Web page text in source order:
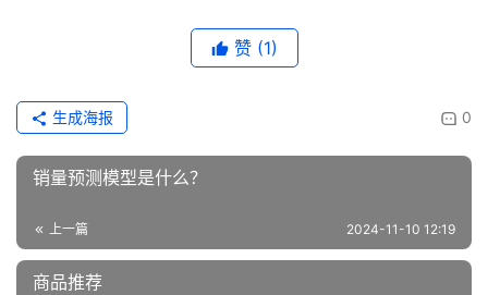
赞 (1)
0
生成海报
销量预测模型是什么？
上一篇 2024-11-10 12:19
商品推荐